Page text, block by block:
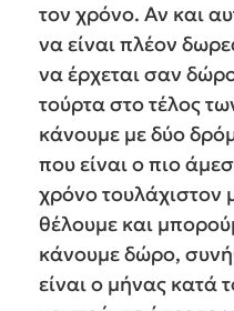
τον χρόνο. Αν και
να είναι πλέον
να έρχεται σαν
τούρτα στο τέλος
κάνουμε με δύο
που είναι ο πιο
χρόνο τουλάχιστον
θέλουμε και
κάνουμε δώρο,
είναι ο μήνας κατά